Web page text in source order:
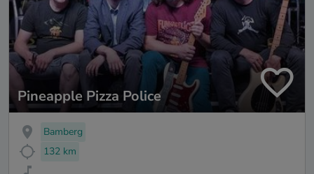
Pineapple Pizza Police
Bamberg
132 km